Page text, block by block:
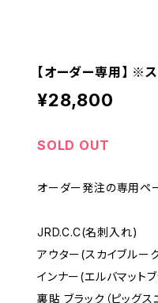
【オーダー専用】 ※
¥28,800
SOLD OUT
オーダー発注の専用ペ
JRD.C.C(名刺入れ)
アウター(スカイブルー
インナー(エルバマット
裏貼 ブラック（ピッグス